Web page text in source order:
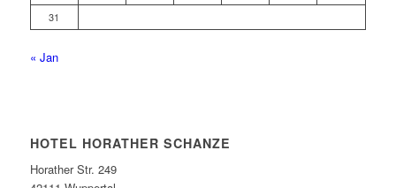
31
« Jan
HOTEL HORATHER SCHANZE
Horather Str. 249